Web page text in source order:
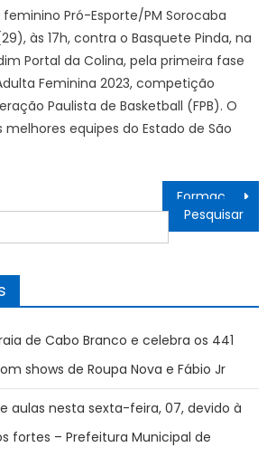
Pró-Esporte/PM Sorocaba
às 17h, contra o Basquete Pinda, na
Portal da Colina, pela primeira fase
Feminina 2023, competição
Paulista de Basketball (FPB). O
melhores equipes do Estado de São
de Cabo Branco e celebra os 441
shows de Roupa Nova e Fábio Jr
aulas nesta sexta-feira, 07, devido à
fortes – Prefeitura Municipal de